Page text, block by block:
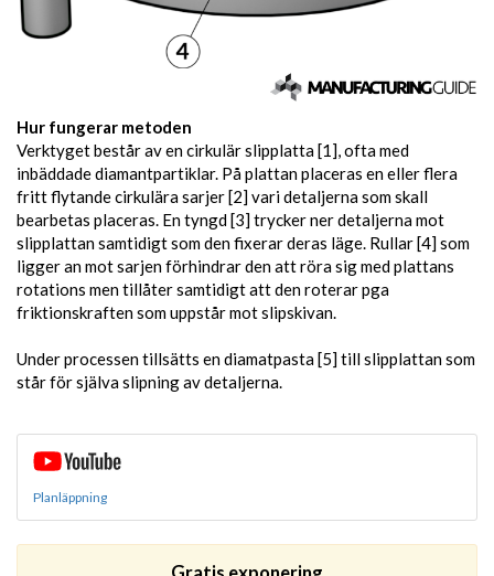
Hur fungerar metoden
Verktyget består av en cirkulär slipplatta [1], ofta med
inbäddade diamantpartiklar. På plattan placeras en eller flera
fritt flytande cirkulära sarjer [2] vari detaljerna som skall
bearbetas placeras. En tyngd [3] trycker ner detaljerna mot
slipplattan samtidigt som den fixerar deras läge. Rullar [4] som
ligger an mot sarjen förhindrar den att röra sig med plattans
rotations men tillåter samtidigt att den roterar pga
friktionskraften som uppstår mot slipskivan.
Under processen tillsätts en diamatpasta [5] till slipplattan som
står för själva slipning av detaljerna.
Planläppning